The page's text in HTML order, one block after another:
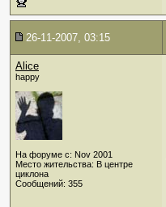
26-11-2007, 03:15
Alice
happy
На форуме с: Nov 2001
Место жительства: В центре
циклона
Сообщений: 355